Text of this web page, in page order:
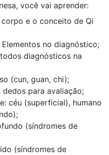
você vai aprender:
e o conceito de Qi
no diagnóstico;
diagnósticos na
(cun, guan, chi);
para avaliação;
céu (superficial), humano
(síndromes de
(síndromes de